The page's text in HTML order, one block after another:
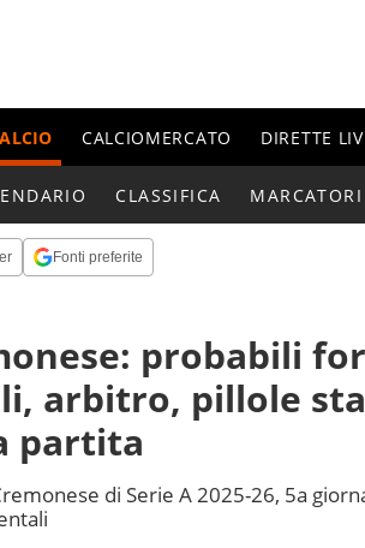
CALCIOMERCATO DIRETTE
CLASSIFICA MARCATORI
Fonti preferite
probabili
arbitro, pillole
partita
di Serie A 2025-26, 5a